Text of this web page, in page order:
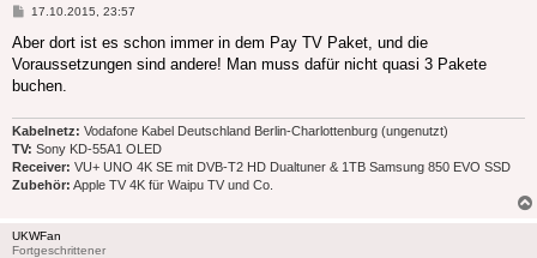
Beitrag
17.10.2015, 23:57
Aber dort ist es schon immer in dem Pay TV Paket, und die
Voraussetzungen sind andere! Man muss dafür nicht quasi 3 Pakete
buchen.
Kabelnetz: Vodafone Kabel Deutschland Berlin-Charlottenburg (ungenutzt)
TV: Sony KD-55A1 OLED
Receiver: VU+ UNO 4K SE mit DVB-T2 HD Dualtuner & 1TB Samsung 850 EVO SSD
Zubehör: Apple TV 4K für Waipu TV und Co.
UKWFan
Fortgeschrittener